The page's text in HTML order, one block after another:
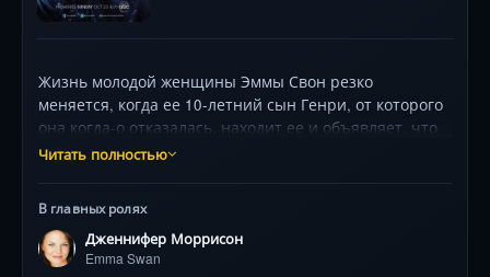
Жизнь молодой женщины Эммы Свон резко
меняется, когда ее 10-летний сын Генри, от которого
она когда-о отказалась, находит ее и объявляет, что
она дочь Прекрасного Принца и Белоснежки.
Королевы и не помнят своего прошлого. Колдунья
остановила время в волшебной стране, но Эмма
может оживить сказку.
Читать полностью
В главных ролях
Дженнифер Моррисон
Emma Swan